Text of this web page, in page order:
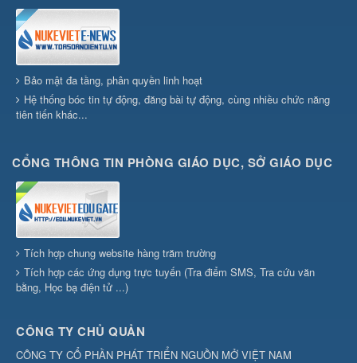
Bảo mật đa tầng, phân quyền linh hoạt
Hệ thống bóc tin tự động, đăng bài tự động, cùng nhiều chức năng
tiên tiến khác...
CỔNG THÔNG TIN PHÒNG GIÁO DỤC, SỞ GIÁO DỤC
Tích hợp chung website hàng trăm trường
Tích hợp các ứng dụng trực tuyến (Tra điểm SMS, Tra cứu văn
bằng, Học bạ điện tử ...)
CÔNG TY CHỦ QUẢN
CÔNG TY CỔ PHẦN PHÁT TRIỂN NGUỒN MỞ VIỆT NAM